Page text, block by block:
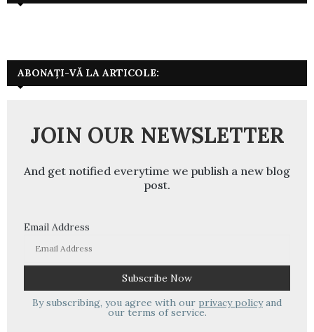
ABONAȚI-VĂ LA ARTICOLE:
JOIN OUR NEWSLETTER
And get notified everytime we publish a new blog
post.
Email Address
By subscribing, you agree with our privacy policyand
our terms of service.